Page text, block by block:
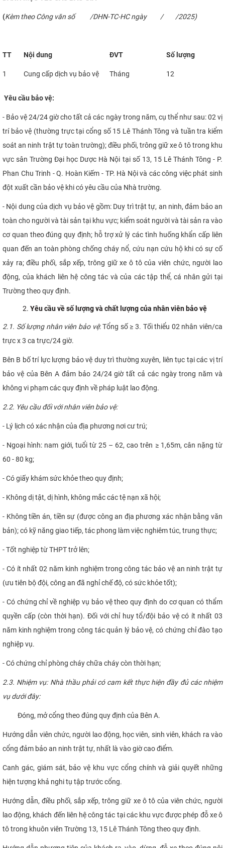
(Kèm theo Công văn số /DHN-TC-HC ngày / /2025)
TT Nội dung ĐVT Số lượng
1 Cung cấp dịch vụ bảo vệ Tháng 12
Yêu cầu bảo vệ:
- Bảo vệ 24/24 giờ cho tất cả các ngày trong năm, cụ thể như sau: 02 vị
trí bảo vệ (thường trực tại cổng số 15 Lê Thánh Tông và tuần tra kiểm
soát an ninh trật tự toàn trường); điều phối, trông giữ xe ô tô trong khu
vực sân Trường Đại học Dược Hà Nội tại số 13, 15 Lê Thánh Tông - P.
Phan Chu Trinh - Q. Hoàn Kiếm - TP. Hà Nội và các công việc phát sinh
đột xuất cần bảo vệ khi có yêu cầu của Nhà trường.
- Nội dung của dịch vụ bảo vệ gồm: Duy trì trật tự, an ninh, đảm bảo an
toàn cho người và tài sản tại khu vực; kiểm soát người và tài sản ra vào
cơ quan theo đúng quy định; hỗ trợ xử lý các tình huống khẩn cấp liên
quan đến an toàn phòng chống cháy nổ, cứu nạn cứu hộ khi có sự cố
xảy ra; điều phối, sắp xếp, trông giữ xe ô tô của viên chức, người lao
động, của khách liên hệ công tác và của các tập thể, cá nhân gửi tại
Trường theo quy định.
Yêu cầu về số lượng và chất lượng của nhân viên bảo vệ
2.1. Số lượng nhân viên bảo vệ: Tổng số ≥ 3. Tối thiểu 02 nhân viên/ca
trực x 3 ca trực/24 giờ.
Bên B bố trí lực lượng bảo vệ duy trì thường xuyên, liên tục tại các vị trí
bảo vệ của Bên A đảm bảo 24/24 giờ tất cả các ngày trong năm và
không vi phạm các quy định về pháp luật lao động.
2.2. Yêu cầu đối với nhân viên bảo vệ:
- Lý lịch có xác nhận của địa phương nơi cư trú;
- Ngoại hình: nam giới, tuổi từ 25 – 62, cao trên ≥ 1,65m, cân nặng từ
60 - 80 kg;
- Có giấy khám sức khỏe theo quy định;
- Không dị tật, dị hình, không mắc các tệ nạn xã hội;
- Không tiền án, tiền sự (được công an địa phương xác nhận bằng văn
bản); có kỹ năng giao tiếp, tác phong làm việc nghiêm túc, trung thực;
- Tốt nghiệp từ THPT trở lên;
- Có ít nhất 02 năm kinh nghiệm trong công tác bảo vệ an ninh trật tự
(ưu tiên bộ đội, công an đã nghỉ chế độ, có sức khỏe tốt);
- Có chứng chỉ về nghiệp vụ bảo vệ theo quy định do cơ quan có thẩm
quyền cấp (còn thời hạn). Đối với chỉ huy tổ/đội bảo vệ có ít nhất 03
năm kinh nghiệm trong công tác quản lý bảo vệ, có chứng chỉ đào tạo
nghiệp vụ.
- Có chứng chỉ phòng cháy chữa cháy còn thời hạn;
2.3. Nhiệm vụ: Nhà thầu phải có cam kết thực hiện đầy đủ các nhiệm
vụ dưới đây:
Đóng, mở cổng theo đúng quy định của Bên A.
Hướng dẫn viên chức, người lao động, học viên, sinh viên, khách ra vào
cổng đảm bảo an ninh trật tự, nhất là vào giờ cao điểm.
Canh gác, giám sát, bảo vệ khu vực cổng chính và giải quyết những
hiện tượng khả nghi tụ tập trước cổng.
Hướng dẫn, điều phối, sắp xếp, trông giữ xe ô tô của viên chức, người
lao động, khách đến liên hệ công tác tại các khu vực được phép đỗ xe ô
tô trong khuôn viên Trường 13, 15 Lê Thánh Tông theo quy định.